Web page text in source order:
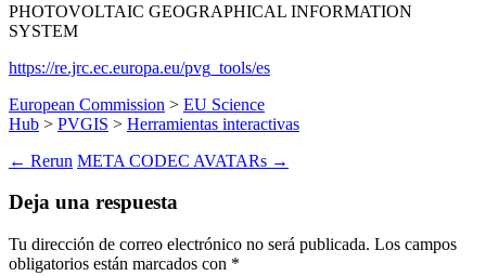
PHOTOVOLTAIC GEOGRAPHICAL INFORMATION
SYSTEM
https://re.jrc.ec.europa.eu/pvg_tools/es
European Commission > EU Science
Hub > PVGIS > Herramientas interactivas
Navegación
de
entradas
← Rerun META CODEC AVATARs →
Deja una respuesta
Tu dirección de correo electrónico no será publicada. Los campos
obligatorios están marcados con *